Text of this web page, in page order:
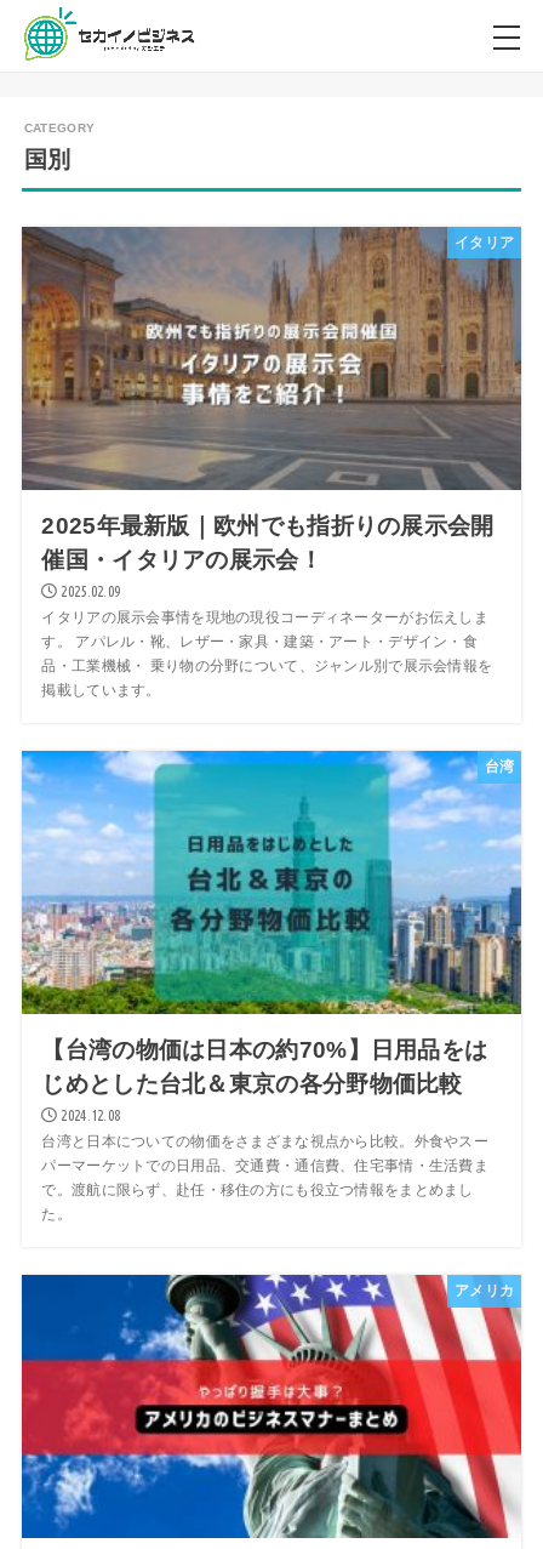
国別
イタリア
2025年最新版｜欧州でも指折りの展示会開
催国・イタリアの展示会！
2025.02.09
イタリアの展示会事情を現地の現役コーディネーターがお伝えしま
す。 アパレル・靴、レザー・家具・建築・アート・デザイン・食
品・工業機械・ 乗り物の分野について、ジャンル別で展示会情報を
掲載しています。
台湾
【台湾の物価は日本の約70%】日用品をは
じめとした台北＆東京の各分野物価比較
2024.12.08
台湾と日本についての物価をさまざまな視点から比較。外食やスー
パーマーケットでの日用品、交通費・通信費、住宅事情・生活費ま
で。渡航に限らず、赴任・移住の方にも役立つ情報をまとめまし
た。
アメリカ